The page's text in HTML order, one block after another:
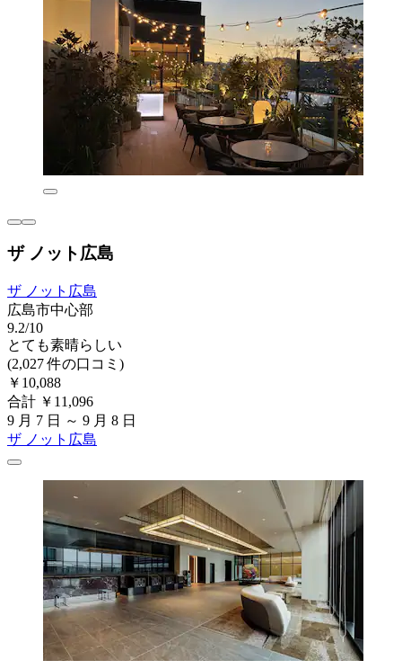
ザ ノット広島
ザ ノット広島
広島市中心部
9.2/10
とても素晴らしい
(2,027 件の口コミ)
￥10,088
合計 ￥11,096
9 月 7 日 ～ 9 月 8 日
ザ ノット広島